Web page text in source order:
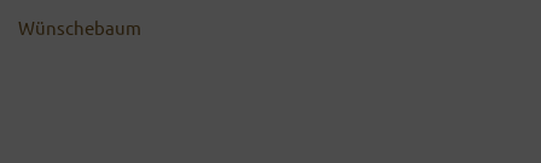
Wünschebaum